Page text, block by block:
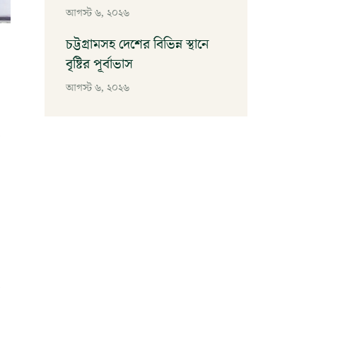
আগস্ট ৬, ২০২৬
চট্টগ্রামসহ দেশের বিভিন্ন স্থানে
বৃষ্টির পূর্বাভাস
আগস্ট ৬, ২০২৬